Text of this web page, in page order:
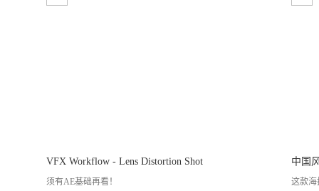
VFX Workflow - Lens Distortion Shot
须有AE基础再看！
中国
这款海